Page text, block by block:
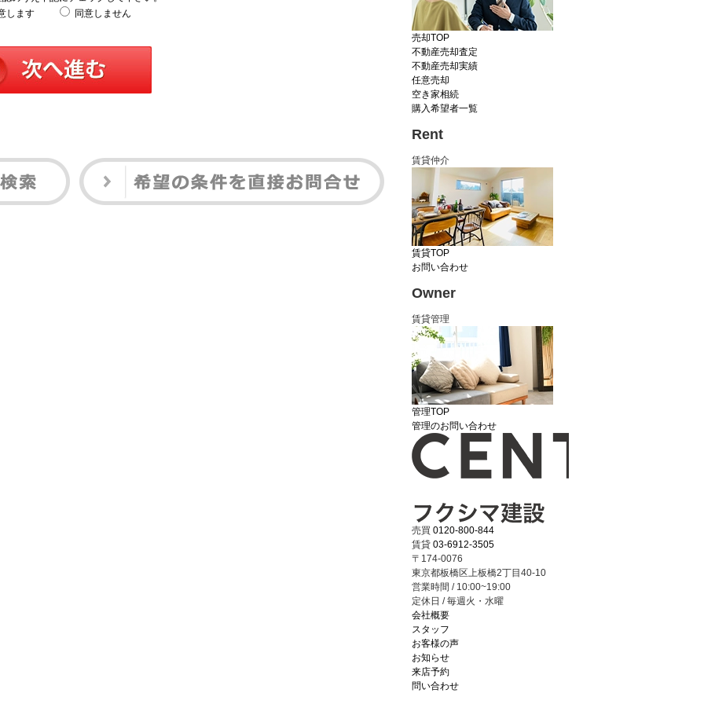
します
同意しません
売却TOP
不動産売却査定
不動産売却実績
任意売却
空き家相続
購入希望者一覧
Rent
賃貸仲介
賃貸TOP
お問い合わせ
Owner
賃貸管理
管理TOP
管理のお問い合わせ
売買 0120-800-844
賃貸 03-6912-3505
〒174-0076
東京都板橋区上板橋2丁目40-10
営業時間 / 10:00~19:00
定休日 / 毎週火・水曜
会社概要
スタッフ
お客様の声
お知らせ
来店予約
問い合わせ